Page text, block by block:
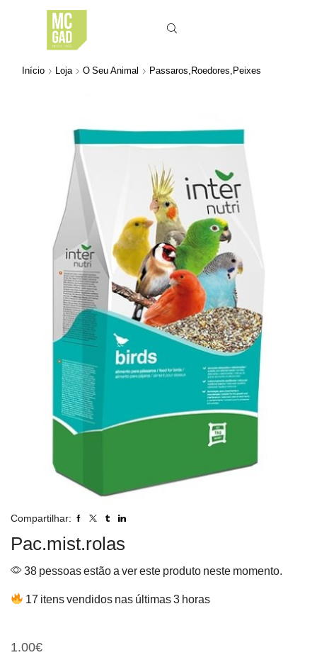
Início Loja O Seu Animal Passaros,Roedores,Peixes
Compartilhar:
Pac.mist.rolas
38 pessoas estão a ver este produto neste momento.
17 itens vendidos nas últimas 3 horas
1.00€